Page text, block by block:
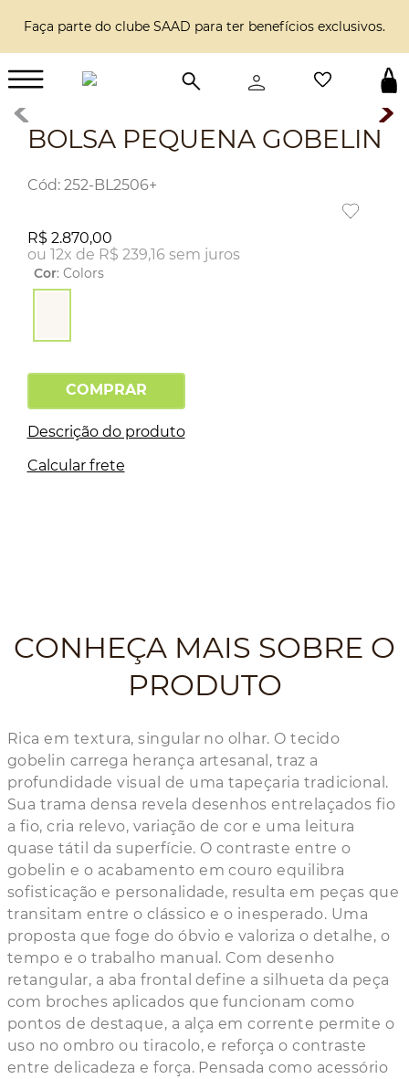
Faça parte do clube SAAD para ter benefícios exclusivos.
BOLSA PEQUENA GOBELIN
: 252-BL2506+
R$ 2.870,00
ou 12x de R$ 239,16 sem juros
Cor: Colors
COMPRAR
Descrição do produto
Calcular frete
CONHEÇA MAIS SOBRE O
PRODUTO
Rica em textura, singular no olhar. O tecido
gobelin carrega herança artesanal, traz a
profundidade visual de uma tapeçaria tradicional.
Sua trama densa revela desenhos entrelaçados fio
a fio, cria relevo, variação de cor e uma leitura
quase tátil da superfície. O contraste entre o
gobelin e o acabamento em couro equilibra
sofisticação e personalidade, resulta em peças que
transitam entre o clássico e o inesperado. Uma
proposta que foge do óbvio e valoriza o detalhe, o
tempo e o trabalho manual. Com desenho
retangular, a aba frontal define a silhueta da peça
com broches aplicados que funcionam como
pontos de destaque, a alça em corrente permite o
uso no ombro ou tiracolo, e reforça o contraste
entre delicadeza e força. Pensada como acessório